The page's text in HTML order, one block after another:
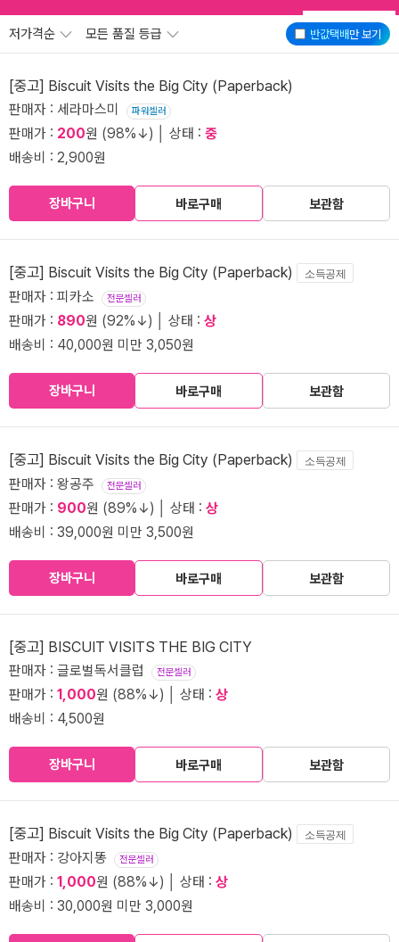
반값택배만 보기
저가격순 모든 품질 등급
[중고] Biscuit Visits the Big City (Paperback)
판매자 : 세라마스미 파워셀러
판매가 : 200원 (98%↓) │ 상태 : 중
배송비 : 2,900원
장바구니 바로구매 보관함
[중고] Biscuit Visits the Big City (Paperback) 소득공제
판매자 : 피카소 전문셀러
판매가 : 890원 (92%↓) │ 상태 : 상
배송비 : 40,000원 미만 3,050원
장바구니 바로구매 보관함
[중고] Biscuit Visits the Big City (Paperback) 소득공제
판매자 : 왕공주 전문셀러
판매가 : 900원 (89%↓) │ 상태 : 상
배송비 : 39,000원 미만 3,500원
장바구니 바로구매 보관함
[중고] BISCUIT VISITS THE BIG CITY
판매자 : 글로벌독서클럽 전문셀러
판매가 : 1,000원 (88%↓) │ 상태 : 상
배송비 : 4,500원
장바구니 바로구매 보관함
[중고] Biscuit Visits the Big City (Paperback) 소득공제
판매자 : 강아지똥 전문셀러
판매가 : 1,000원 (88%↓) │ 상태 : 상
배송비 : 30,000원 미만 3,000원